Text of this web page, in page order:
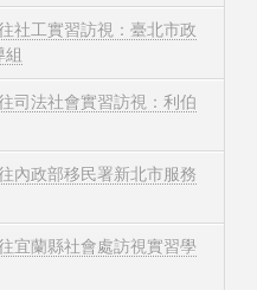
社工實習訪視：臺北市政
組
司法社會實習訪視：利伯
內政部移民署新北市服務
宜蘭縣社會處訪視實習學